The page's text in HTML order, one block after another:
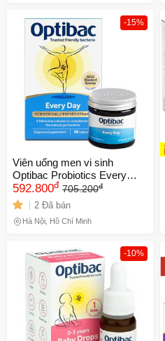
-15%
Viên uống men vi sinh
Optibac Probiotics Every
Day hỗ trợ tiêu hóa, bảo vệ
sức khỏe đường ruột
592.800đ 705.200đ
2 Đã bán
Hà Nội, Hồ Chí Minh
-10%